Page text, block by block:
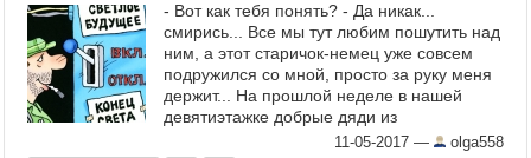
- Вот как тебя понять? - Да никак...
смирись... Все мы тут любим пошутить над
ним, а этот старичок-немец уже совсем
подружился со мной, просто за руку меня
держит... На прошлой неделе в нашей
девятиэтажке добрые дяди из
Энергонадзора заменили счетчики на
11-05-2017 — olga558